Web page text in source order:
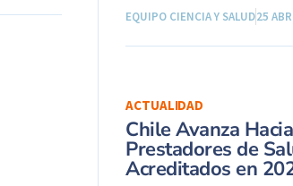
EQUIPO CIENCIA Y SALUD25
ACTUALIDAD
Chile Avanza
Prestadores de
Acreditados en